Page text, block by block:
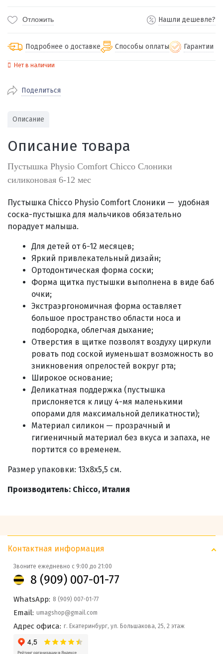
Отложить Нашли дешевле?
Подробнее о доставке
доставка
стоимость доставки
службами Пэк, Кит, Луч, Сдэк, Озон
доставка, Почта РФ или любой другой
транспортной компанией на Ваш выбор
Способы оплаты
Наличными при получении (для
городов)
Онлайн через СБП
Оплата по счету для юридических лиц
Гарантии
Нет в наличии
Поделиться
Описание
Описание товара
Пустышка Physio Comfort Chicco Слоники
силиконовая 6-12 мес
Пустышка Chicco Physio Comfort Слоники — удобная
соска-пустышка для мальчиков обязательно
порадует малыша.
Для детей от 6-12 месяцев;
Яркий привлекательный дизайн;
Ортодонтическая форма соски;
Форма щитка пустышки выполнена в виде баб
очки;
Экстраэргономичная форма оставляет
большое пространство области носа и
подбородка, облегчая дыхание;
Отверстия в щитке позволят воздуху циркули
ровать под соской иуменьшат возможность во
зникновения опрелостей вокруг рта;
Широкое основание;
Деликатная поддержка (пустышка
прислоняется к лицу 4-мя маленькими
опорами для максимальной деликатности);
Материал силикон — прозрачный и
гигиеничный материал без вкуса и запаха, не
портится со временем.
Размер упаковки: 13х8х5,5 см.
Производитель: Chicco, Италия
Контактная информация
Звоните ежедневно с 9:00 до 21:00
8 (909) 007-01-77
WhatsApp: 8 (909) 007-01-77
Email: umagshop@gmail.com
Адрес офиса: г. Екатеринбург, ул. Большакова, 25, 2 этаж